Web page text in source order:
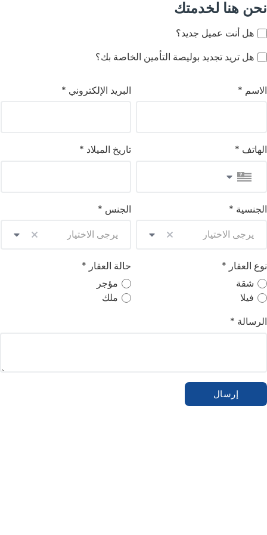
نحن هنا لخدمتك
هل أنت عميل جديد؟
هل تريد تجديد بوليصة التأمين الخاصة بك؟
الاسم * البريد الإلكتروني *
الهاتف * تاريخ الميلاد *
الجنسية *
يرجى الاختيار
يرجى
الجنس *
يرجى الاختيار
نوع العقار *
شقة
فيلا
حالة العقار *
مؤجر
ملك
الرسالة *
إرسال